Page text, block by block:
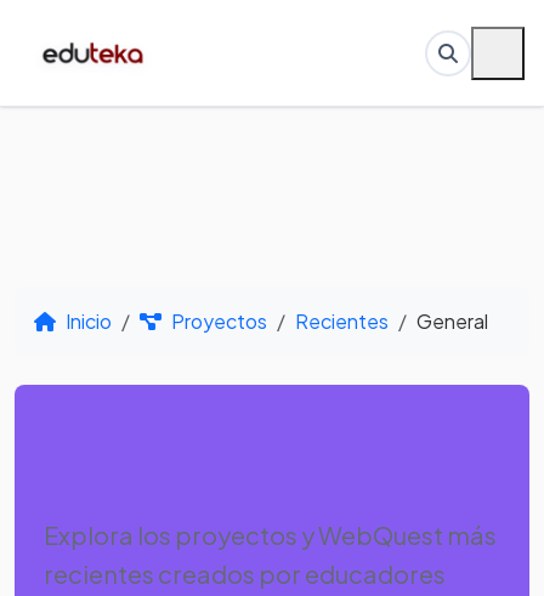
Inicio Proyectos Recientes General
Explora los proyectos y WebQuest más
recientes creados por educadores